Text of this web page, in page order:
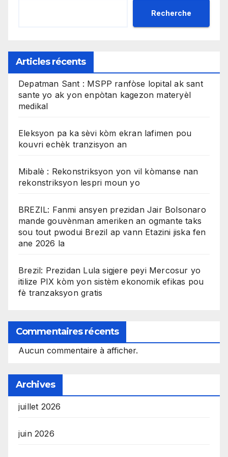
Recherche
Articles récents
Depatman Sant : MSPP ranfòse lopital ak sant
sante yo ak yon enpòtan kagezon materyèl
medikal
Eleksyon pa ka sèvi kòm ekran lafimen pou
kouvri echèk tranzisyon an
Mibalè : Rekonstriksyon yon vil kòmanse nan
rekonstriksyon lespri moun yo
BREZIL: Fanmi ansyen prezidan Jair Bolsonaro
mande gouvènman ameriken an ogmante taks
sou tout pwodui Brezil ap vann Etazini jiska fen
ane 2026 la
Brezil: Prezidan Lula sigjere peyi Mercosur yo
itilize PIX kòm yon sistèm ekonomik efikas pou
fè tranzaksyon gratis
Commentaires récents
Aucun commentaire à afficher.
Archives
juillet 2026
juin 2026